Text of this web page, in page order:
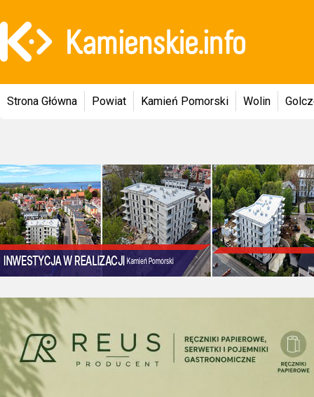
Strona Główna Powiat Kamień Pomorski Wolin